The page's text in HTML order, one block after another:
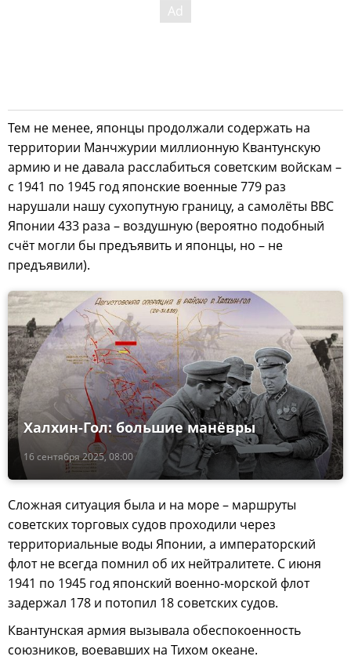
Тем не менее, японцы продолжали содержать на
территории Манчжурии миллионную Квантунскую
армию и не давала расслабиться советским войскам –
с 1941 по 1945 год японские военные 779 раз
нарушали нашу сухопутную границу, а самолёты ВВС
Японии 433 раза – воздушную (вероятно подобный
счёт могли бы предъявить и японцы, но – не
предъявили).
16 сентября 2025, 08:00
Халхин-Гол: большие манёвры
Сложная ситуация была и на море – маршруты
советских торговых судов проходили через
территориальные воды Японии, а императорский
флот не всегда помнил об их нейтралитете. С июня
1941 по 1945 год японский военно-морской флот
задержал 178 и потопил 18 советских судов.
Квантунская армия вызывала обеспокоенность
союзников, воевавших на Тихом океане.